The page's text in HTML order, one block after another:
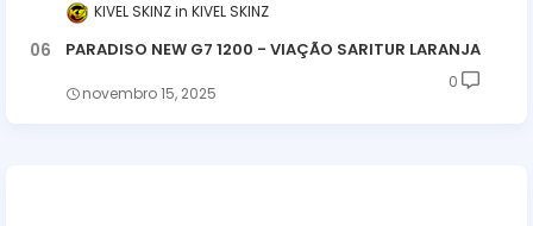
KIVEL SKINZ KIVEL SKINZ
PARADISO NEW G7 1200 - VIAÇÃO SARITUR LARANJA
novembro 15, 2025
0